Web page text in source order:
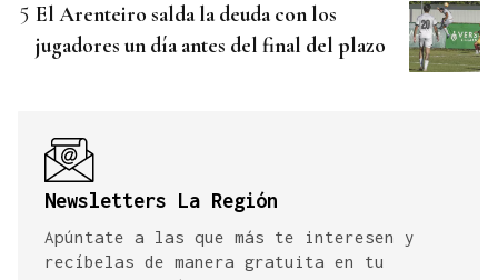
El Arenteiro salda la deuda con los
jugadores un día antes del final del plazo
Newsletters La Región
Apúntate a las que más te interesen y
recíbelas de manera gratuita en tu